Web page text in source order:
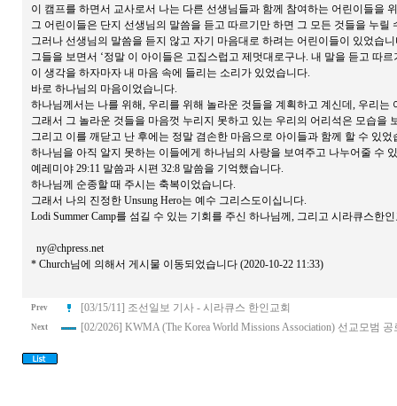
이 캠프를 하면서 교사로서 나는 다른 선생님들과 함께 참여하는 어린이들을
그 어린이들은 단지 선생님의 말씀을 듣고 따르기만 하면 그 모든 것들을 누릴
그러나 선생님의 말씀을 듣지 않고 자기 마음대로 하려는 어린이들이 있었습니
그들을 보면서 ‘정말 이 아이들은 고집스럽고 제멋대로구나. 내 말을 듣고 따
이 생각을 하자마자 내 마음 속에 들리는 소리가 있었습니다.
바로 하나님의 마음이었습니다.
하나님께서는 나를 위해, 우리를 위해 놀라운 것들을 계획하고 계신데, 우리
그래서 그 놀라운 것들을 마음껏 누리지 못하고 있는 우리의 어리석은 모습을
그리고 이를 깨닫고 난 후에는 정말 겸손한 마음으로 아이들과 함께 할 수 있었
하나님을 아직 알지 못하는 이들에게 하나님의 사랑을 보여주고 나누어줄 수
예레미야 29:11 말씀과 시편 32:8 말씀을 기억했습니다.
하나님께 순종할 때 주시는 축복이었습니다.
그래서 나의 진정한 Unsung Hero는 예수 그리스도이십니다.
Lodi Summer Camp를 섬길 수 있는 기회를 주신 하나님께, 그리고 시라큐스한
ny@chpress.net
* Church님에 의해서 게시물 이동되었습니다 (2020-10-22 11:33)
Prev [03/15/11] 조선일보 기사 - 시라큐스 한인교회
Next [02/2026] KWMA (The Korea World Missions Association) 선교모범 공